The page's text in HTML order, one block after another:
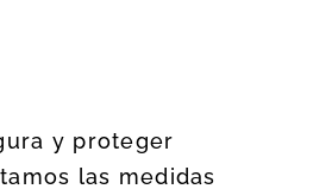
y proteger
las medidas